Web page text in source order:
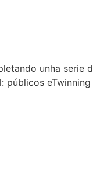
unha serie